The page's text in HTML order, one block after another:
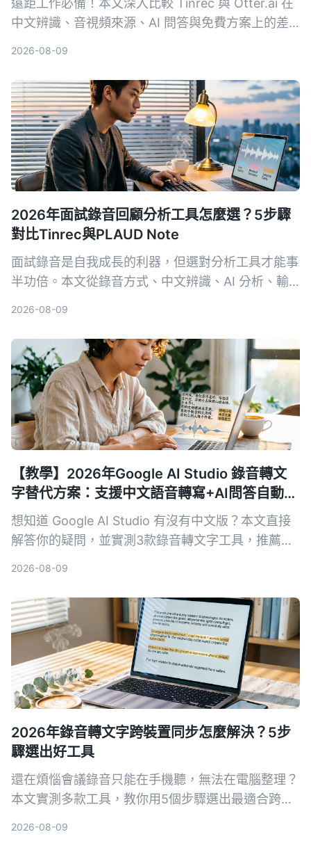
遠距工作必備！本文深入比較 Tinrec 與 Otter.ai 在
中文辨識、音視頻來源、AI 問答與免費方案上的差
2026-08-09
2026年面試錄音回顧分析工具怎麼選？5步驟
對比Tinrec與PLAUD Note
面試錄音是自我成長的利器，但選對分析工具才能事
半功倍。本文從錄音方式、中文辨識、AI 分析、輸
面試回顧的 AI 工具。
2026-08-09
【教學】2026年Google AI Studio 錄音轉文
字替代方案：支援中文語音轉寫+AI問答自動摘
要
想知道 Google AI Studio 有沒有中文版？本文直接
解答你的疑問，並實測3款錄音轉文字工具，推薦
2026-08-09
2026年錄音轉文字跨裝置同步怎麼解決？5步
驟選出好工具
還在煩惱會議錄音只能在手機聽，無法在電腦整理？
本文實測多款工具，教你用5個步驟選出最適合跨裝
2026-08-09